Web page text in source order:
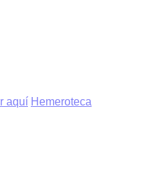
aquí Hemeroteca